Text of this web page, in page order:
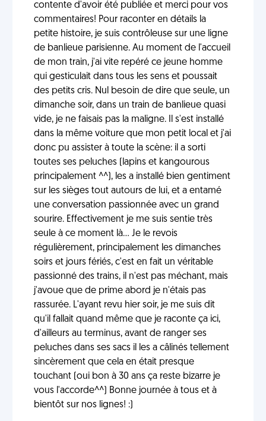
contente d'avoir été publiée et merci pour vos
commentaires! Pour raconter en détails la
petite histoire, je suis contrôleuse sur une ligne
de banlieue parisienne. Au moment de l'accueil
de mon train, j'ai vite repéré ce jeune homme
qui gesticulait dans tous les sens et poussait
des petits cris. Nul besoin de dire que seule, un
dimanche soir, dans un train de banlieue quasi
vide, je ne faisais pas la maligne. Il s'est installé
dans la même voiture que mon petit local et j'ai
donc pu assister à toute la scène: il a sorti
toutes ses peluches (lapins et kangourous
principalement ^^), les a installé bien gentiment
sur les sièges tout autours de lui, et a entamé
une conversation passionnée avec un grand
sourire. Effectivement je me suis sentie très
seule à ce moment là... Je le revois
régulièrement, principalement les dimanches
soirs et jours fériés, c'est en fait un véritable
passionné des trains, il n'est pas méchant, mais
j'avoue que de prime abord je n'étais pas
rassurée. L'ayant revu hier soir, je me suis dit
qu'il fallait quand même que je raconte ça ici,
d'ailleurs au terminus, avant de ranger ses
peluches dans ses sacs il les a câlinés tellement
sincèrement que cela en était presque
touchant (oui bon à 30 ans ça reste bizarre je
vous l'accorde^^) Bonne journée à tous et à
bientôt sur nos lignes! :)